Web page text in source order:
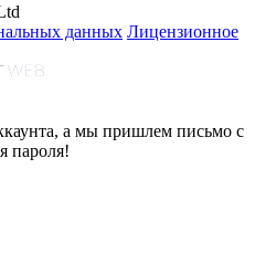
данных Лицензионное
а мы пришлем письмо с
пароля!